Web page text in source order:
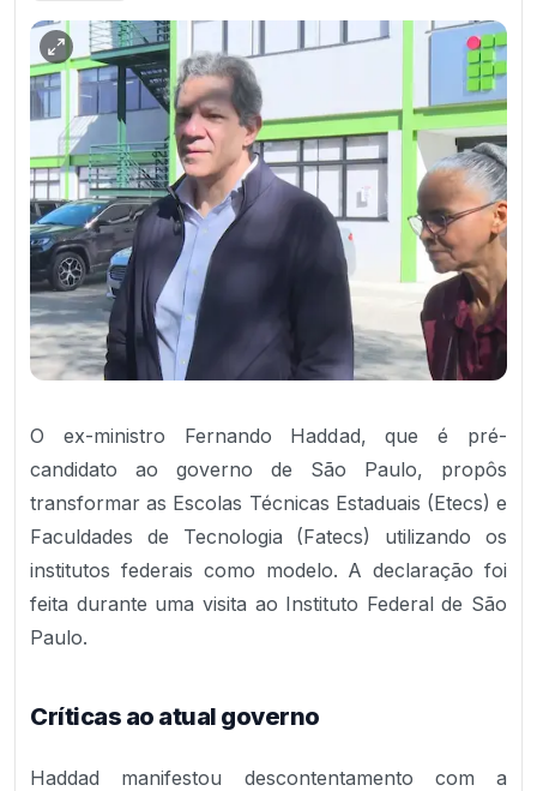
O ex-ministro Fernando Haddad, que é pré-
candidato ao governo de São Paulo, propôs
transformar as Escolas Técnicas Estaduais (Etecs) e
Faculdades de Tecnologia (Fatecs) utilizando os
institutos federais como modelo. A declaração foi
feita durante uma visita ao Instituto Federal de São
Paulo.
Críticas ao atual governo
Haddad manifestou descontentamento com a